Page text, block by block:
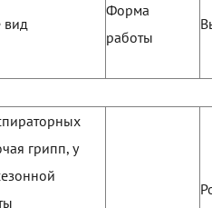
вид
Форма
работы
грипп, у